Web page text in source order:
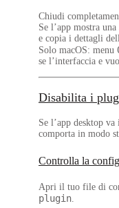
Chiudi
Se l’app mostra
e copia i dettagli
Solo macOS: menu
se l’interfaccia e
Disabilita i
Se l’app desktop
comporta in modo
Controlla la
Apri il tuo file di
plugin